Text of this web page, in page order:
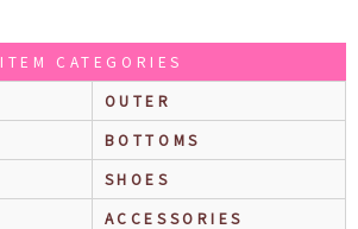
ITEM CATEGORIES
OUTER
BOTTOMS
SHOES
ACCESSORIES